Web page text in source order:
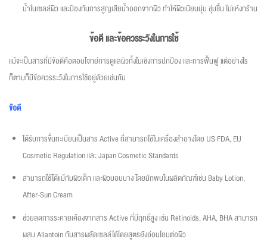
น้ำในเซลล์ผิว และป้องกันการสูญเสียน้ำออกจากผิว ทำให้ผิวเนียนนุ่ม ชุ่มชื้น ไม่แห้งกร้าน
ข้อดี และข้อควรระวังในการใช้
แม้จะเป็นสารที่มีข้อดีคือตอบโจทย์การดูแลผิวทั้งในเชิงการปกป้อง และการฟื้นฟู แต่อย่างไร
ก็ตามก็มีข้อควรระวังในการใช้อยู่ด้วยเช่นกัน
ข้อดี
ได้รับการขึ้นทะเบียนเป็นสาร Active ที่สามารถใช้ในเครื่องสำอางโดย US FDA, EU
Cosmetic Regulation และ Japan Cosmetic Standards
สามารถใช้ได้แม้กับผิวเด็ก และผิวบอบบาง โดยมักพบในผลิตภัณฑ์เช่น Baby Lotion,
After-Sun Cream
ช่วยลดการระคายเคืองจากสาร Active ที่มีฤทธิ์สูง เช่น Retinoids, AHA, BHA สามารถ
ผสม Allantoin กับสารผลัดเซลล์ได้โดยสูตรยังอ่อนโยนต่อผิว